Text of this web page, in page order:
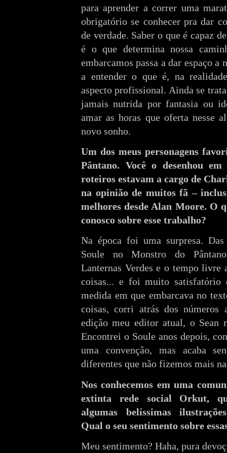
para aprender a correr uma
obrigatório se conhecer pra dar
de verdade. Saber o que é capaz
é o que determina nossa
embarcamos passa a dar espaço a
a entender o que é, na
aspecto profissional. Ainda se
jamais nutrida por fantasia ou
amar as horas que oferta nesse
novo sonho.
Um dos meus personagens
Pântano. Você o desenhou
roteiros estavam a cargo de
na opinião de muitos fã –
melhores desde Alan Moore. O
conosco sobre esse trabalho?
Na época foi uma surpresa.
Soule no Monstro do
Lanternas Verdes e o tempo livre
coisas... e foi muito satisfatório
medida em que embarcava no
coisas, corri atrás dos números
edição meu editor atual, o Sean
Encontrei o Soule anos depois,
uma convenção, mas acaba
diferentes que não fizemos mais
Nos conhecemos em uma
extinta rede social Orkut,
algumas belíssimas
Qual o seu sentimento sobre
Meu sentimento? Haha, pura